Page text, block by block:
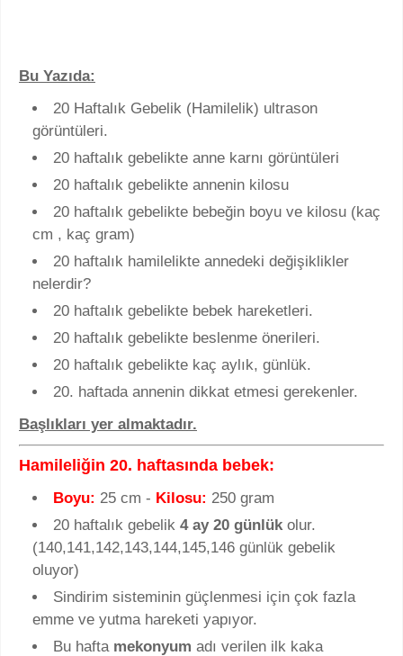
Bu Yazıda:
20 Haftalık Gebelik (Hamilelik) ultrason
görüntüleri.
20 haftalık gebelikte anne karnı görüntüleri
20 haftalık gebelikte annenin kilosu
20 haftalık gebelikte bebeğin boyu ve kilosu (kaç
cm , kaç gram)
20 haftalık hamilelikte annedeki değişiklikler
nelerdir?
20 haftalık gebelikte bebek hareketleri.
20 haftalık gebelikte beslenme önerileri.
20 haftalık gebelikte kaç aylık, günlük.
20. haftada annenin dikkat etmesi gerekenler.
Başlıkları yer almaktadır.
Hamileliğin 20. haftasında bebek:
Boyu: 25 cm - Kilosu: 250 gram
20 haftalık gebelik 4 ay 20 günlükolur.
(140,141,142,143,144,145,146 günlük gebelik
oluyor)
Sindirim sisteminin güçlenmesi için çok fazla
emme ve yutma hareketi yapıyor.
Bu hafta mekonyum adı verilen ilk kaka